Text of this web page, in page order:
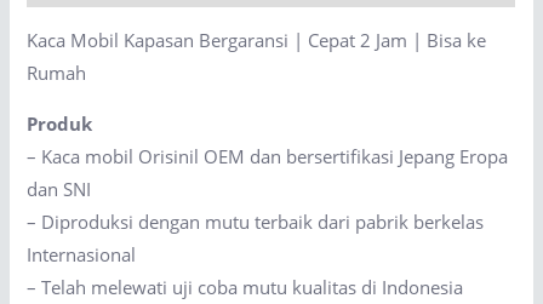
|
Bisa
ke
Rumah
quantity
Kaca Mobil Kapasan Bergaransi | Cepat 2 Jam | Bisa ke
Rumah
Produk
– Kaca mobil Orisinil OEM dan bersertifikasi Jepang Eropa
dan SNI
– Diproduksi dengan mutu terbaik dari pabrik berkelas
Internasional
– Telah melewati uji coba mutu kualitas di Indonesia